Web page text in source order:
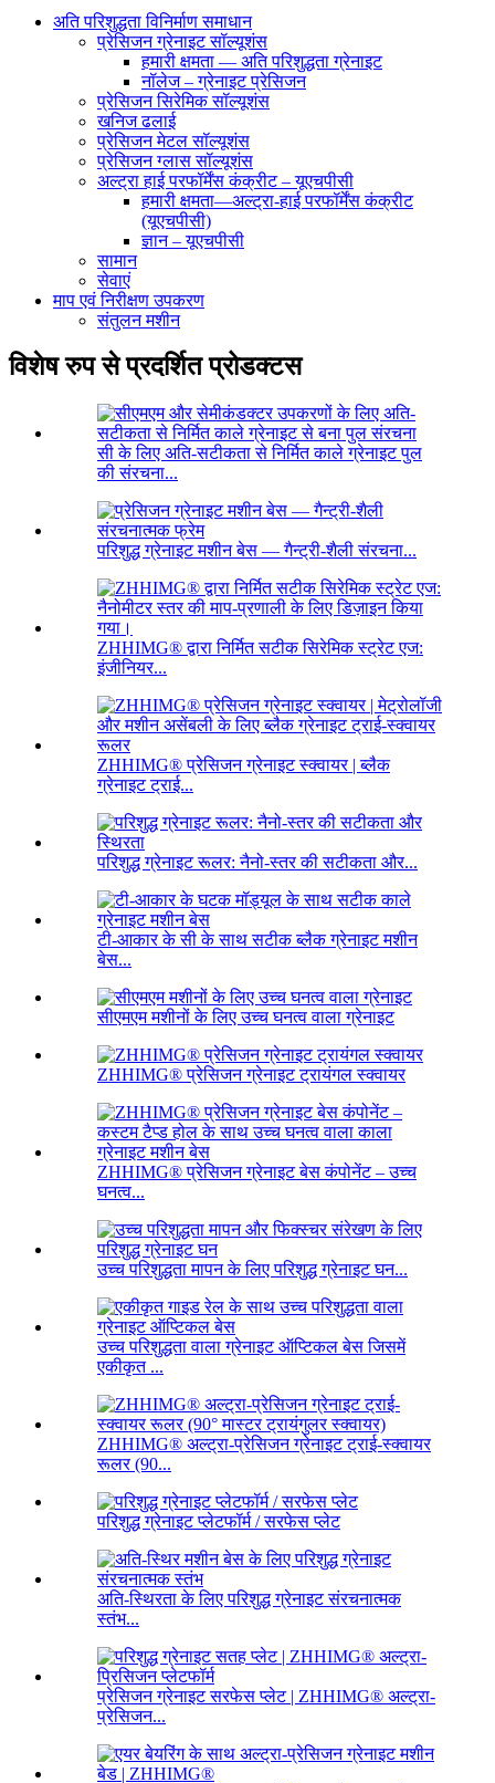
अति परिशुद्धता विनिर्माण समाधान
प्रेसिजन ग्रेनाइट सॉल्यूशंस
हमारी क्षमता — अति परिशुद्धता ग्रेनाइट
नॉलेज – ग्रेनाइट प्रेसिजन
प्रेसिजन सिरेमिक सॉल्यूशंस
खनिज ढलाई
प्रेसिजन मेटल सॉल्यूशंस
प्रेसिजन ग्लास सॉल्यूशंस
अल्ट्रा हाई परफॉर्मेंस कंक्रीट – यूएचपीसी
हमारी क्षमता—अल्ट्रा-हाई परफॉर्मेंस कंक्रीट
(यूएचपीसी)
ज्ञान – यूएचपीसी
सामान
सेवाएं
माप एवं निरीक्षण उपकरण
संतुलन मशीन
विशेष रुप से प्रदर्शित प्रोडक्टस
सी के लिए अति-सटीकता से निर्मित काले ग्रेनाइट पुल
की संरचना...
परिशुद्ध ग्रेनाइट मशीन बेस — गैन्ट्री-शैली संरचना...
ZHHIMG® द्वारा निर्मित सटीक सिरेमिक स्ट्रेट एज:
इंजीनियर...
ZHHIMG® प्रेसिजन ग्रेनाइट स्क्वायर | ब्लैक
ग्रेनाइट ट्राई...
परिशुद्ध ग्रेनाइट रूलर: नैनो-स्तर की सटीकता और...
टी-आकार के सी के साथ सटीक ब्लैक ग्रेनाइट मशीन
बेस...
सीएमएम मशीनों के लिए उच्च घनत्व वाला ग्रेनाइट
ZHHIMG® प्रेसिजन ग्रेनाइट ट्रायंगल स्क्वायर
ZHHIMG® प्रेसिजन ग्रेनाइट बेस कंपोनेंट – उच्च
घनत्व...
उच्च परिशुद्धता मापन के लिए परिशुद्ध ग्रेनाइट घन...
उच्च परिशुद्धता वाला ग्रेनाइट ऑप्टिकल बेस जिसमें
एकीकृत ...
ZHHIMG® अल्ट्रा-प्रेसिजन ग्रेनाइट ट्राई-स्क्वायर
रूलर (90...
परिशुद्ध ग्रेनाइट प्लेटफॉर्म / सरफेस प्लेट
अति-स्थिरता के लिए परिशुद्ध ग्रेनाइट संरचनात्मक
स्तंभ...
प्रेसिजन ग्रेनाइट सरफेस प्लेट | ZHHIMG® अल्ट्रा-
प्रेसिजन...